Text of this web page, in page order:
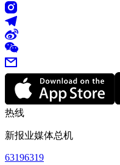
热线
新报业媒体总机
63196319